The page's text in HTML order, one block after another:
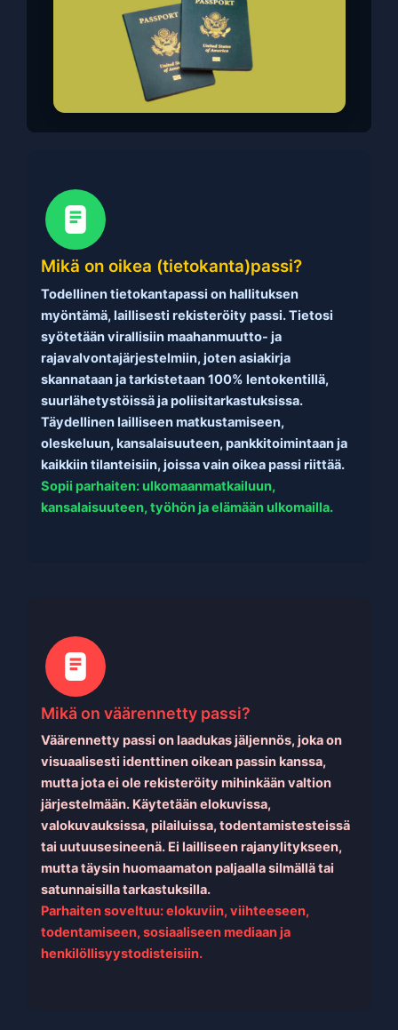
Mikä on oikea (tietokanta)passi?
Todellinen tietokantapassi on hallituksen
myöntämä, laillisesti rekisteröity passi. Tietosi
syötetään virallisiin maahanmuutto- ja
rajavalvontajärjestelmiin, joten asiakirja
skannataan ja tarkistetaan 100% lentokentillä,
suurlähetystöissä ja poliisitarkastuksissa.
Täydellinen lailliseen matkustamiseen,
oleskeluun, kansalaisuuteen, pankkitoimintaan ja
kaikkiin tilanteisiin, joissa vain oikea passi riittää.
Sopii parhaiten: ulkomaanmatkailuun,
kansalaisuuteen, työhön ja elämään ulkomailla.
Mikä on väärennetty passi?
Väärennetty passi on laadukas jäljennös, joka on
visuaalisesti identtinen oikean passin kanssa,
mutta jota ei ole rekisteröity mihinkään valtion
järjestelmään. Käytetään elokuvissa,
valokuvauksissa, pilailuissa, todentamistesteissä
tai uutuusesineenä. Ei lailliseen rajanylitykseen,
mutta täysin huomaamaton paljaalla silmällä tai
satunnaisilla tarkastuksilla.
Parhaiten soveltuu: elokuviin, viihteeseen,
todentamiseen, sosiaaliseen mediaan ja
henkilöllisyystodisteisiin.